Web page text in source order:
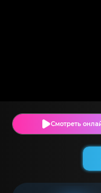
Смотреть